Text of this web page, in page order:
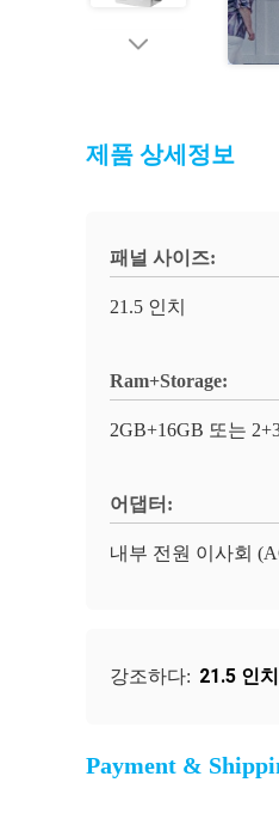
제품 상세정보
패널 사이즈:
21.5 인치
Ram+Storage:
2GB+16GB 또는
어댑터:
내부 전원 이사회
강조하다: 21.5 인
Payment &